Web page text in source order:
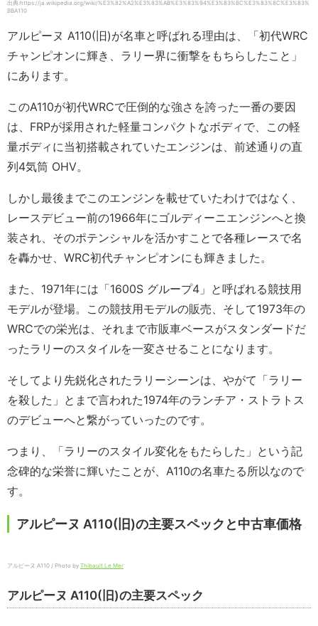
出典:https://ja.wikipedia.org/wiki/%E3%82%A2%E3%83%AB%E3%83%94%E3%83%BC%E3%83%8C%E3%83%
BBA110
アルピーヌ A110(旧)が名車と呼ばれる理由は、「初代WRC
チャンピオンに輝き、ラリー界に衝撃をもちらしたこと」
にあります。
このA110が初代WRCで圧倒的な強さを誇った一番の要因
は、FRPが採用された軽量コンパクトなボディで、この軽
量ボディに当初搭載されていたエンジンは、前述通りの直
列4気筒 OHV。
しかし最後までこのエンジンを載せていたわけではなく、
レースデビュー前の1966年にゴルディーニエンジンへと換
装され、そのポテンシャルを活かすことで各種レースで名
を轟かせ、WRC初代チャンピオンにも輝きました。
また、1971年には「1600S グループ4」と呼ばれる競技用
モデルが登場。この競技用モデルの販売、そして1973年の
WRCでの栄光は、それまで市販車ベースがスタンダードだ
ったラリーのスタイルを一変させることになります。
そしてより先鋭化されたラリーシーンは、やがて「ラリー
を殺した」とまで言われた1974年のランチア・ストラトス
のデビューへと繋がっていったのです。
つまり、「ラリーのスタイル変化をもたらした」という記
念碑的な栄誉に輝いたことが、A110の名車たる所以なので
す。
アルピーヌ A110(旧)の主要スペックと中古車価格
アルピーヌ A110 / Photo by Thibault Le Mer
アルピーヌ A110(旧)の主要スペック